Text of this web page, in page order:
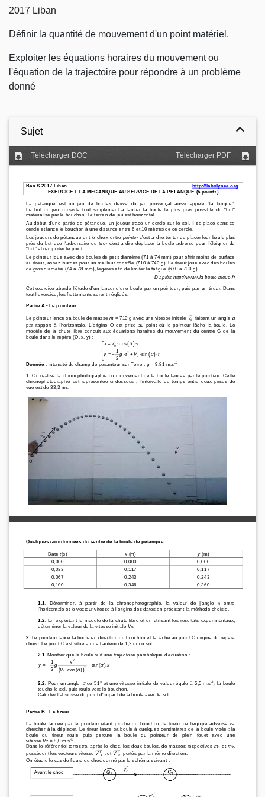
2017 Liban
Définir la quantité de mouvement d'un point matériel.
Exploiter les équations horaires du mouvement ou
l'équation de la trajectoire pour répondre à un problème
donné
Sujet